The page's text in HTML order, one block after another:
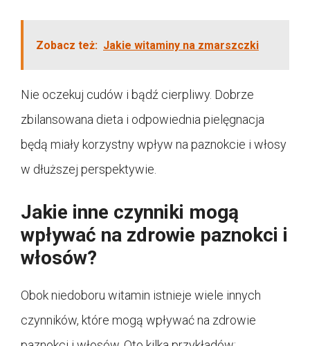
Zobacz też: Jakie witaminy na zmarszczki
Nie oczekuj cudów i bądź cierpliwy. Dobrze
zbilansowana dieta i odpowiednia pielęgnacja
będą miały korzystny wpływ na paznokcie i włosy
w dłuższej perspektywie.
Jakie inne czynniki mogą
wpływać na zdrowie paznokci i
włosów?
Obok niedoboru witamin istnieje wiele innych
czynników, które mogą wpływać na zdrowie